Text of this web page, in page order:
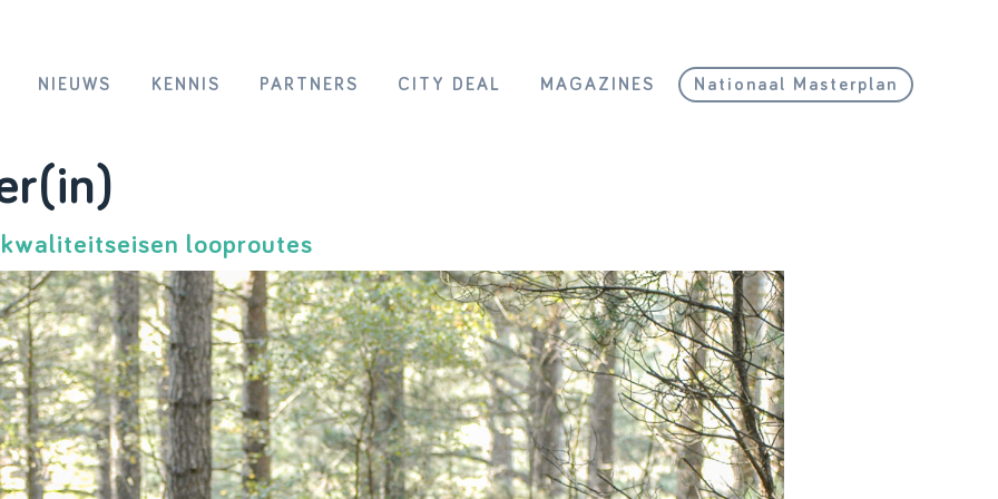
NIEUWS KENNIS PARTNERS CITY DEAL MAGAZINES Nationaal Masterplan
looproutes